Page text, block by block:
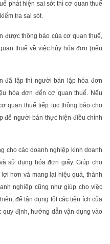
phát hiện sai sót thì cơ quan thuế
tra sai sót.
được thông báo của cơ quan thuế,
thuế về việc hủy hóa đơn (nếu
đã lập thì người bán lập hóa đơn
hóa đơn đến cơ quan thuế. Nếu
quan thuế tiếp tục thông báo cho
để người bán thực hiện điều chỉnh
cho các doanh nghiệp kinh doanh
sử dụng hóa đơn giấy. Giúp cho
hơn và mang lại hiệu quả, thành
nghiệp cũng như giúp cho việc
để tận dụng tốt các tiện ích của
quy định, hướng dẫn vận dụng vào